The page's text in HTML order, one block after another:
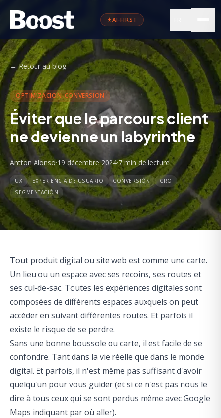
AI-FIRST
←Retour au blog
OPTIMIZACION-CONVERSION
Éviter que le parcours client
ne devienne un labyrinthe
Antton Alonso·19 décembre 2024·7 min de lecture
UX EXPERIENCIA DE USUARIO CONVERSIÓN
CRO
SEGMENTACIÓN
Tout produit digital ou site web est comme une carte.
Un lieu ou un espace avec ses recoins, ses routes et
ses cul-de-sac. Toutes les expériences digitales sont
composées de différents espaces auxquels on peut
accéder en suivant différentes routes. Et parfois il
existe le risque de se perdre.
Sans une bonne boussole ou carte, il est facile de se
confondre. Tant dans la vie réelle que dans le monde
digital. Et parfois, il n'est même pas suffisant d'avoir
quelqu'un pour vous guider (et si ce n'est pas nous le
dire à tous ceux qui se sont perdus même avec Google
Maps indiquant par où aller).